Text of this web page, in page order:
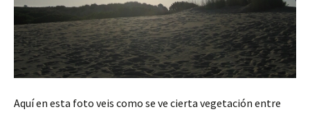
Aquí en esta foto veis como se ve cierta vegetación entre